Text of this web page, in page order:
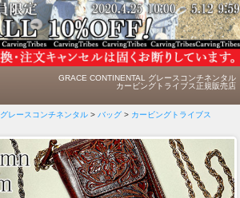
GRACE CONTINENTAL グレースコンチネンタル
カービングトライブス正規販売店
グレースコンチネンタル > バッグ > カービングトライブス